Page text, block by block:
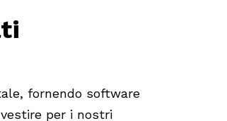
fornendo software
per i nostri